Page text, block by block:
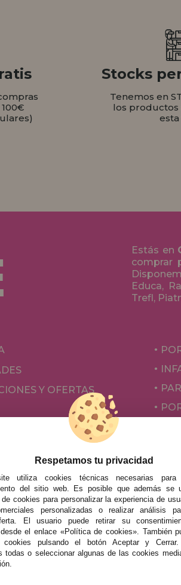
Stocks
Tenemos en
los productos
Estás en
comprar
Educa,
Trefl,
Y OFERTAS
a cualquier ciudad del territorio
Ceuta, Ciudad Real, Córdoba,
Murcia, Navarra, Orense, Palencia,
Respetamos tu privacidad
utiliza cookies técnicas necesarias
del sitio web. Es posible que además se
cookies para personalizar la experiencia de
personalizadas o realizar análisis
El usuario puede retirar su
el enlace «Política de cookies». También
pulsando el botón Aceptar y
todas o seleccionar algunas de las cookies